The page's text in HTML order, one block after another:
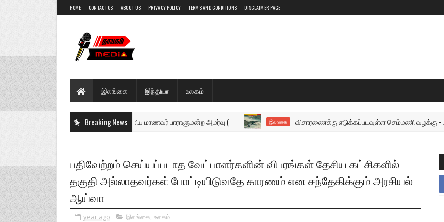
HOME CONTACT US ABOUT US PRIVACY POLICY TERMS AND CONDITIONS DISCLAIMER PAGE
இலங்கை இந்தியா உலகம்
Breaking News
இலங்கை கலைமகளில் கலக்கிய மாணவர் பாராளுமன்ற அமர்வு ( இலங்கை விசாரணைக்கு எடுக்கப்படவுள்ள செம்மணி வழக்கு - பல
பதிவேற்றம் செய்யப்படாத வேட்பாளர்களின் விபரங்கள் தேசிய கட்சிகளில்
தகுதி அல்லாதவர்கள் போட்டியிடுவதே காரணம் என சந்தேகிக்கும் அரசியல்
ஆய்வா
year ago இலங்கை, உலகம்